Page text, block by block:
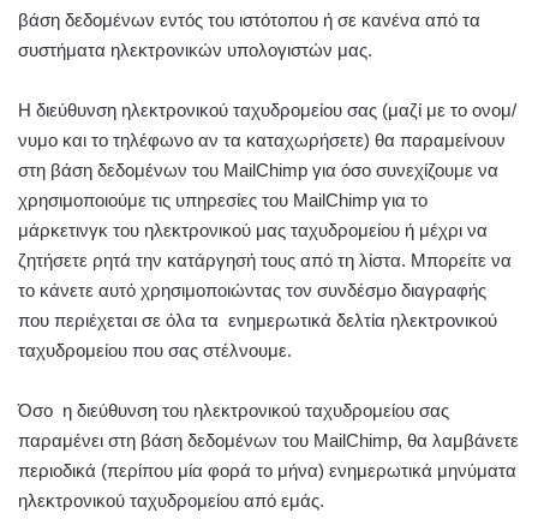
βάση δεδομένων εντός του ιστότοπου ή σε κανένα από τα
συστήματα ηλεκτρονικών υπολογιστών μας.
Η διεύθυνση ηλεκτρονικού ταχυδρομείου σας (μαζί με το ονομ/
νυμο και το τηλέφωνο αν τα καταχωρήσετε) θα παραμείνουν
στη βάση δεδομένων του MailChimp για όσο συνεχίζουμε να
χρησιμοποιούμε τις υπηρεσίες του MailChimp για το
μάρκετινγκ του ηλεκτρονικού μας ταχυδρομείου ή μέχρι να
ζητήσετε ρητά την κατάργησή τους από τη λίστα. Μπορείτε να
το κάνετε αυτό χρησιμοποιώντας τον συνδέσμο διαγραφής
που περιέχεται σε όλα τα ενημερωτικά δελτία ηλεκτρονικού
ταχυδρομείου που σας στέλνουμε.
Όσο η διεύθυνση του ηλεκτρονικού ταχυδρομείου σας
παραμένει στη βάση δεδομένων του MailChimp, θα λαμβάνετε
περιοδικά (περίπου μία φορά το μήνα) ενημερωτικά μηνύματα
ηλεκτρονικού ταχυδρομείου από εμάς.